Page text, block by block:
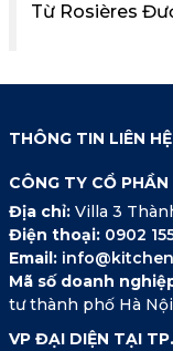
Từ Rosières
THÔNG TIN LIÊN HỆ
CÔNG TY CỔ
Địa chỉ: Villa 3
Điện thoại: 0902
Email:
Mã số doanh
tư thành phố Hà Nội
VP ĐẠI DIỆN TẠI